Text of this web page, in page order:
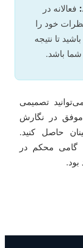
فعالانه در
خود را
تا نتیجه
شما باشد.
تصمیمی
موفق در نگارش
حاصل کنید.
گامی محکم در